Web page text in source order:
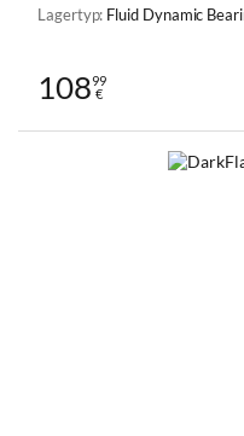
Lagertyp: Fluid Dynamic
10899
€